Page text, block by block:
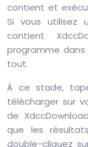
contient et
Si vous utilisez
contient
programme dans
tout.
À ce stade,
télécharger sur
de
que les
double-cliquez